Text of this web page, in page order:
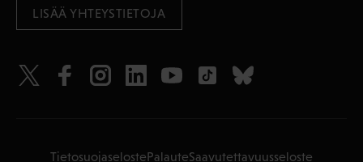
LISÄÄ YHTEYSTIETOJA
TietosuojaselostePalauteSaavutettavuusseloste